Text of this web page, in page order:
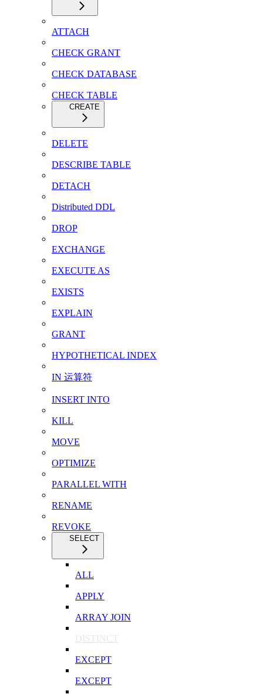
ATTACH
CHECK GRANT
CHECK DATABASE
CHECK TABLE
CREATE
DELETE
DESCRIBE TABLE
DETACH
Distributed DDL
DROP
EXCHANGE
EXECUTE AS
EXISTS
EXPLAIN
GRANT
HYPOTHETICAL INDEX
IN 运算符
INSERT INTO
KILL
MOVE
OPTIMIZE
PARALLEL WITH
RENAME
REVOKE
SELECT
ALL
APPLY
ARRAY JOIN
DISTINCT
EXCEPT
EXCEPT